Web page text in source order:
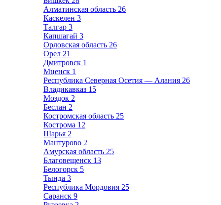
Алматинская область 26
Каскелен 3
Талгар 3
Капшагай 3
Орловская область 26
Орел 21
Дмитровск 1
Мценск 1
Республика Северная Осетия — Алания 26
Владикавказ 15
Моздок 2
Беслан 2
Костромская область 25
Кострома 12
Шарья 2
Мантурово 2
Амурская область 25
Благовещенск 13
Белогорск 5
Тында 3
Республика Мордовия 25
Саранск 9